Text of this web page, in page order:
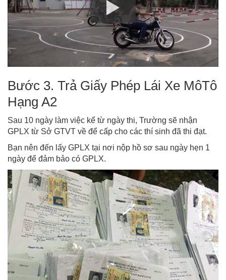
Bước 3. Trả Giấy Phép Lái Xe MôTô
Hạng A2
Sau 10 ngày làm việc kể từ ngày thi, Trường sẽ nhận
GPLX từ Sở GTVT về để cấp cho các thí sinh đã thi đạt.
Bạn nên đến lấy GPLX tại nơi nộp hồ sơ sau ngày hẹn 1
ngày để đảm bảo có GPLX.